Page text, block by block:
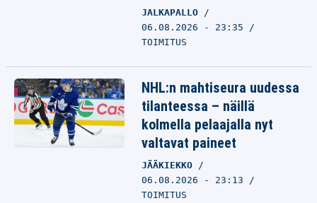
JALKAPALLO
06.08.2026 - 23:35
TOIMITUS
NHL:n mahtiseura uudessa
tilanteessa – näillä
kolmella pelaajalla nyt
valtavat paineet
JÄÄKIEKKO
06.08.2026 - 23:13
TOIMITUS